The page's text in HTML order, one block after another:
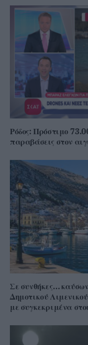
Ρόδος: Πρόστιμο
παραβάσεις στον
Σε συνθήκες…
Δημοτικού
με συγκεκριμένα